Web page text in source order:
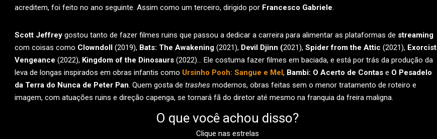
acreditem, foi feito no ano seguinte. Assim como um terceiro, dirigido por Francesco Gabriele.
Scott Jeffrey gostou tanto de fazer filmes ruins que passou a dedicar a carreira para alimentar as plataformas de streaming
com coisas como Clowndoll (2019), Bats: The Awakening (2021), Devil Djinn (2021), Spider from the Attic (2021), Exorcist
Vengeance (2022), Kingdom of the Dinosaurs (2022)… Ele costuma fazer filmes em baciada, e está por trás da produção da
leva de longas inspirados em obras infantis como Ursinho Pooh: Sangue e Mel, Bambi: O Acerto de Contas e O Pesadelo
da Terra do Nunca de Peter Pan. Quem gosta de trashes modernos, obras feitas sem o menor tratamento de roteiro e
imagem, com atuações ruins e direção capenga, se tornará fã do diretor até mesmo na franquia da freira maligna.
O que você achou disso?
Clique nas estrelas